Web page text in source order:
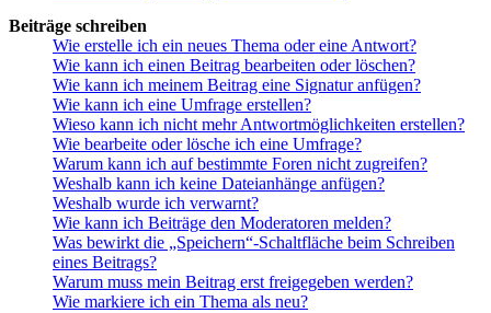
Beiträge schreiben
Wie erstelle ich ein neues Thema oder eine Antwort?
Wie kann ich einen Beitrag bearbeiten oder löschen?
Wie kann ich meinem Beitrag eine Signatur anfügen?
Wie kann ich eine Umfrage erstellen?
Wieso kann ich nicht mehr Antwortmöglichkeiten erstellen?
Wie bearbeite oder lösche ich eine Umfrage?
Warum kann ich auf bestimmte Foren nicht zugreifen?
Weshalb kann ich keine Dateianhänge anfügen?
Weshalb wurde ich verwarnt?
Wie kann ich Beiträge den Moderatoren melden?
Was bewirkt die „Speichern“-Schaltfläche beim Schreiben
eines Beitrags?
Warum muss mein Beitrag erst freigegeben werden?
Wie markiere ich ein Thema als neu?